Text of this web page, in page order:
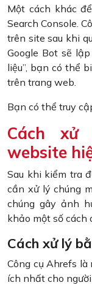
Một cách khác
Search Console.
trên site sau khi
Google Bot sẽ
liệu”, bạn có thể
trên trang web.
Bạn có thể truy
Cách
website
Sau khi kiểm tra
cần xử lý chúng
chúng gây ảnh
khảo một số cách
Cách xử lý
Công cụ Ahrefs
ích nhất cho